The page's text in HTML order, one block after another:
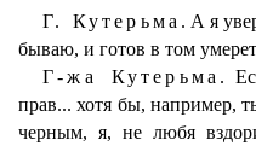
Г. Кутерьма. А я
бываю, и готов в том
Г-жа Кутерьма.
прав... хотя бы, например,
черным, я, не любя